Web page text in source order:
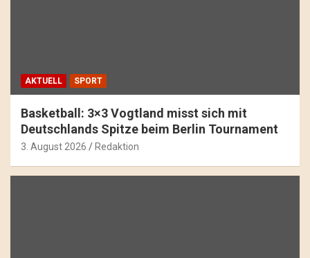
AKTUELL SPORT
Basketball: 3×3 Vogtland misst sich mit
Deutschlands Spitze beim Berlin Tournament
3. August 2026 Redaktion